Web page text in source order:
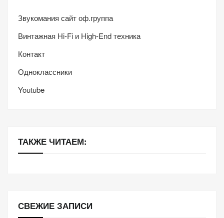
Звукомания сайт оф.группа
Винтажная Hi-Fi и High-End техника
Контакт
Одноклассники
Youtube
ТАКЖЕ ЧИТАЕМ:
СВЕЖИЕ ЗАПИСИ